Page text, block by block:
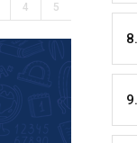
8.
9.
4 5